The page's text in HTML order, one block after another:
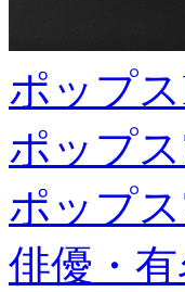
ポップス
ポップ
ポップ
俳優・有